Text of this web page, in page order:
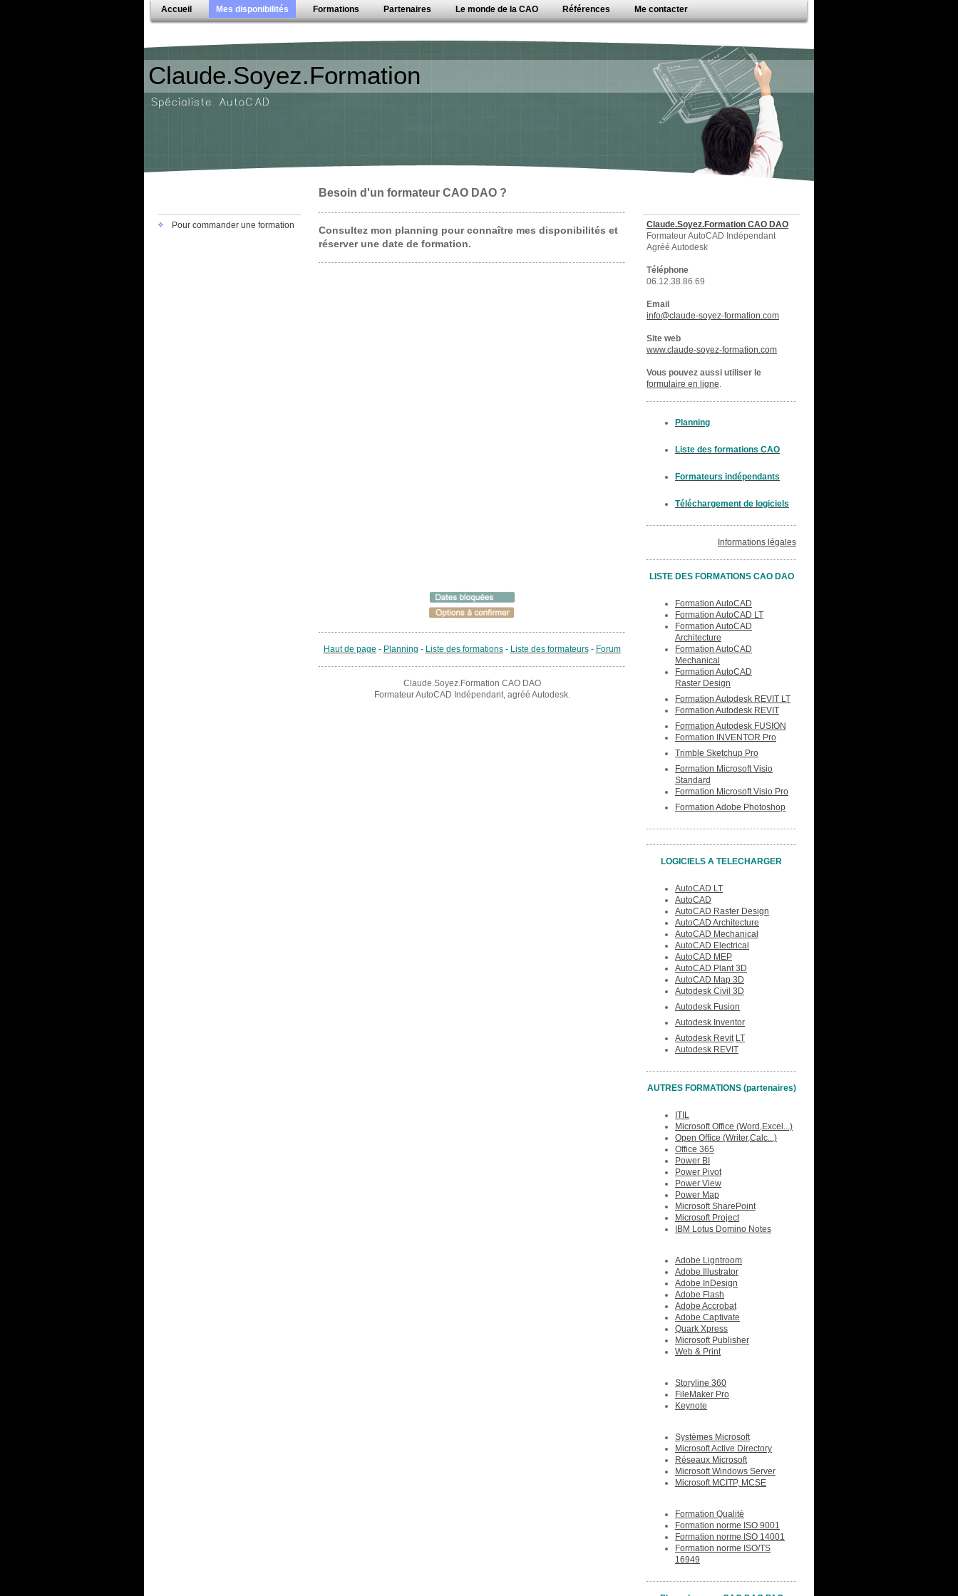
Accueil Mes disponibilités Formations Partenaires Le monde de la CAO Références Me contacter
Claude.Soyez.Formation
Pour commander une formation
Besoin d'un formateur CAO DAO ?
Consultez mon planning pour connaître mes disponibilités et
réserver une date de formation.
Haut de page - Planning - Liste des formations- Liste des formateurs- Forum
Claude.Soyez.Formation CAO DAO
Formateur AutoCAD Indépendant, agréé Autodesk.
Claude.Soyez.Formation CAO DAO
Formateur AutoCAD Indépendant
Agréé Autodesk
Téléphone
06.12.38.86.69
Email
info@claude-soyez-formation.com
Site web
www.claude-soyez-formation.com
Vous pouvez aussi utiliser le
formulaire en ligne.
Planning
Liste des formations CAO
Formateurs indépendants
Téléchargement de logiciels
Informations légales
LISTE DES FORMATIONS CAO DAO
Formation AutoCAD
Formation AutoCAD LT
Formation AutoCAD
Architecture
Formation AutoCAD
Mechanical
Formation AutoCAD
Raster Design
Formation Autodesk REVIT LT
Formation Autodesk REVIT
Formation Autodesk FUSION
Formation INVENTOR Pro
Trimble Sketchup Pro
Formation Microsoft Visio
Standard
Formation Microsoft Visio Pro
Formation Adobe Photoshop
LOGICIELS A TELECHARGER
AutoCAD LT
AutoCAD
AutoCAD Raster Design
AutoCAD Architecture
AutoCAD Mechanical
AutoCAD Electrical
AutoCAD MEP
AutoCAD Plant 3D
AutoCAD Map 3D
Autodesk Civil 3D
Autodesk Fusion
Autodesk Inventor
Autodesk Revit LT
Autodesk REVIT
AUTRES FORMATIONS (partenaires)
ITIL
Microsoft Office (Word,Excel...)
Open Office (Writer,Calc...)
Office 365
Power BI
Power Pivot
Power View
Power Map
Microsoft SharePoint
Microsoft Project
IBM Lotus Domino Notes
Adobe Ligntroom
Adobe Illustrator
Adobe InDesign
Adobe Flash
Adobe Accrobat
Adobe Captivate
Quark Xpress
Microsoft Publisher
Web & Print
Storyline 360
FileMaker Pro
Keynote
Systèmes Microsoft
Microsoft Active Directory
Réseaux Microsoft
Microsoft Windows Server
Microsoft MCITP, MCSE
Formation Qualité
Formation norme ISO 9001
Formation norme ISO 14001
Formation norme ISO/TS
16949